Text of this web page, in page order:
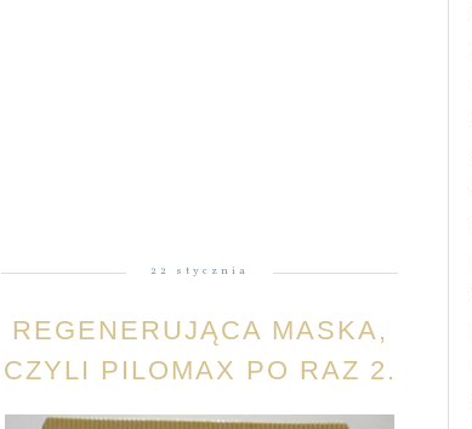
22 stycznia
REGENERUJĄCA MASKA,
CZYLI PILOMAX PO RAZ 2.